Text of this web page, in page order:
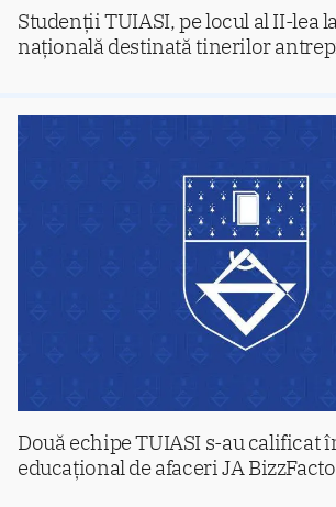
Studenții TUIASI, pe locul al II-lea
națională destinată tinerilor
Două echipe TUIASI s-au calificat
educațional de afaceri JA